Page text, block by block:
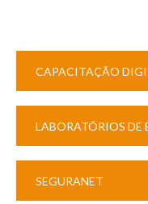
CAPACITAÇÃO
LABORATÓRIOS DE
SEGURANET